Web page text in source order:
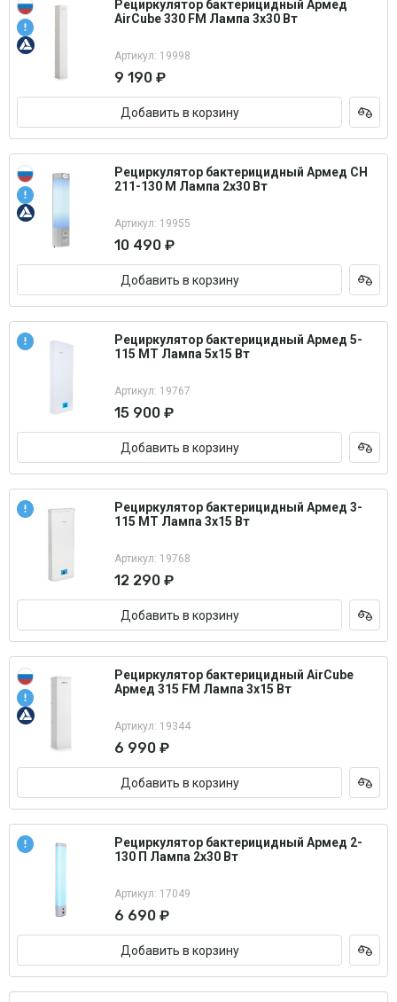
Рециркулятор бактерицидный Армед
AirCube 330 FM Лампа 3х30 Вт
Артикул: 19998
9 190 ₽
Добавить в корзину
Рециркулятор бактерицидный Армед СН
211-130 М Лампа 2х30 Вт
Артикул: 19955
10 490 ₽
Добавить в корзину
Рециркулятор бактерицидный Армед 5-
115 МТ Лампа 5х15 Вт
Артикул: 19767
15 900 ₽
Добавить в корзину
Рециркулятор бактерицидный Армед 3-
115 МТ Лампа 3х15 Вт
Артикул: 19768
12 290 ₽
Добавить в корзину
Рециркулятор бактерицидный AirCube
Армед 315 FM Лампа 3х15 Вт
Артикул: 19344
6 990 ₽
Добавить в корзину
Рециркулятор бактерицидный Армед 2-
130 П Лампа 2х30 Вт
Артикул: 17049
6 690 ₽
Добавить в корзину